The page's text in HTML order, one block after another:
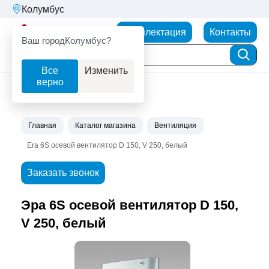
Колумбус
Ваш городКолумбус?
Все
верно
Изменить
Комплектация Контакты
Главная Каталог магазина Вентиляция
Era 6S осевой вентилятор D 150, V 250, белый
Заказать звонок
Эра 6S осевой вентилятор D 150,
V 250, белый